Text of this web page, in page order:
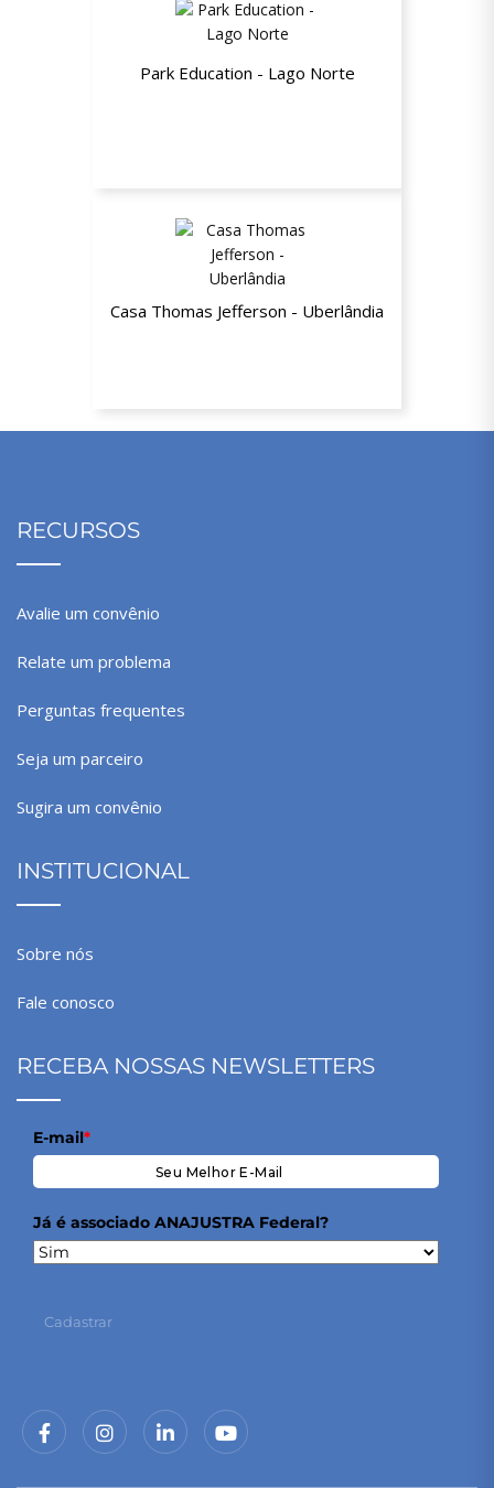
Park Education - Lago Norte
Casa Thomas Jefferson - Uberlândia
RECURSOS
Avalie um convênio
Relate um problema
Perguntas frequentes
Seja um parceiro
Sugira um convênio
INSTITUCIONAL
Sobre nós
Fale conosco
RECEBA NOSSAS NEWSLETTERS
E-mail*
Já é associado ANAJUSTRA Federal?
Cadastrar